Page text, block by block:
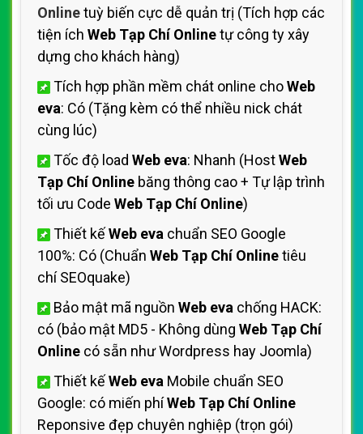
Onlinetuỳ biến cực dễ quản trị (Tích hợp các
tiện ích Web Tạp Chí Onlinetự công ty xây
dựng cho khách hàng)
Tích hợp phần mềm chát online choWeb
eva: Có (Tặng kèm có thể nhiều nick chát
cùng lúc)
Tốc độ load Web eva: Nhanh (HostWeb
Tạp Chí Online băng thông cao + Tự lập trình
tối ưu Code Web Tạp Chí Online)
Thiết kếWeb eva chuẩn SEO Google
100%: Có (Chuẩn Web Tạp Chí Onlinetiêu
chí SEOquake)
Bảo mật mã nguồn Web eva chống HACK:
có (bảo mật MD5 - Không dùng Web Tạp Chí
Online có sẵn như Wordpress hay Joomla)
Thiết kếWeb eva Mobile chuẩn SEO
Google: có miến phíWeb Tạp Chí Online
Reponsive đẹp chuyên nghiệp (trọn gói)